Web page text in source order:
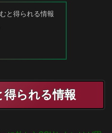
と得られる情報
得られる情報